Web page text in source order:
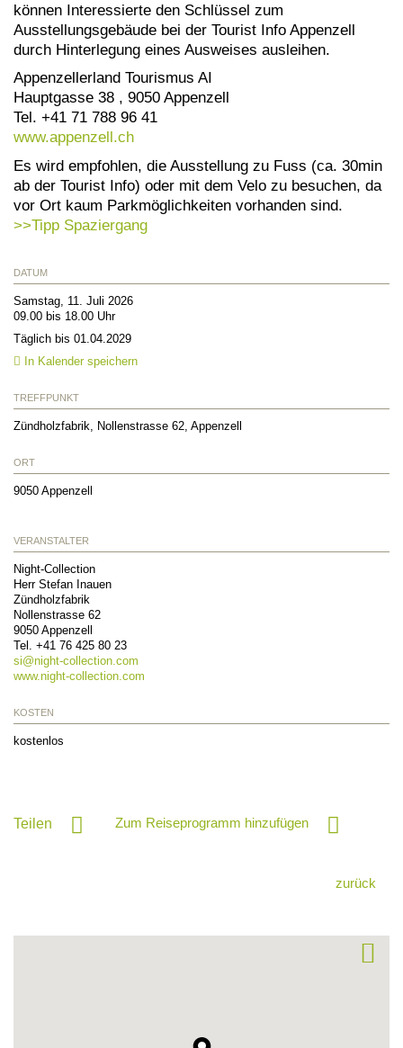
können Interessierte den Schlüssel zum
Ausstellungsgebäude bei der Tourist Info Appenzell
durch Hinterlegung eines Ausweises ausleihen.
Appenzellerland Tourismus AI
Hauptgasse 38 , 9050 Appenzell
Tel. +41 71 788 96 41
www.appenzell.ch
Es wird empfohlen, die Ausstellung zu Fuss (ca. 30min
ab der Tourist Info) oder mit dem Velo zu besuchen, da
vor Ort kaum Parkmöglichkeiten vorhanden sind.
>>Tipp Spaziergang
DATUM
Samstag, 11. Juli 2026
09.00 bis 18.00 Uhr
Täglich bis 01.04.2029
In Kalender speichern
TREFFPUNKT
Zündholzfabrik, Nollenstrasse 62, Appenzell
ORT
9050 Appenzell
VERANSTALTER
Night-Collection
Herr Stefan Inauen
Zündholzfabrik
Nollenstrasse 62
9050 Appenzell
Tel. +41 76 425 80 23
si@night-collection.com
www.night-collection.com
KOSTEN
kostenlos
Teilen Zum Reiseprogramm hinzufügen
zurück